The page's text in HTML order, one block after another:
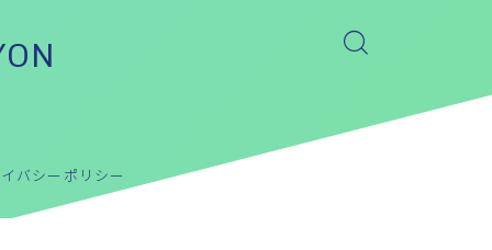
バシーポリシー